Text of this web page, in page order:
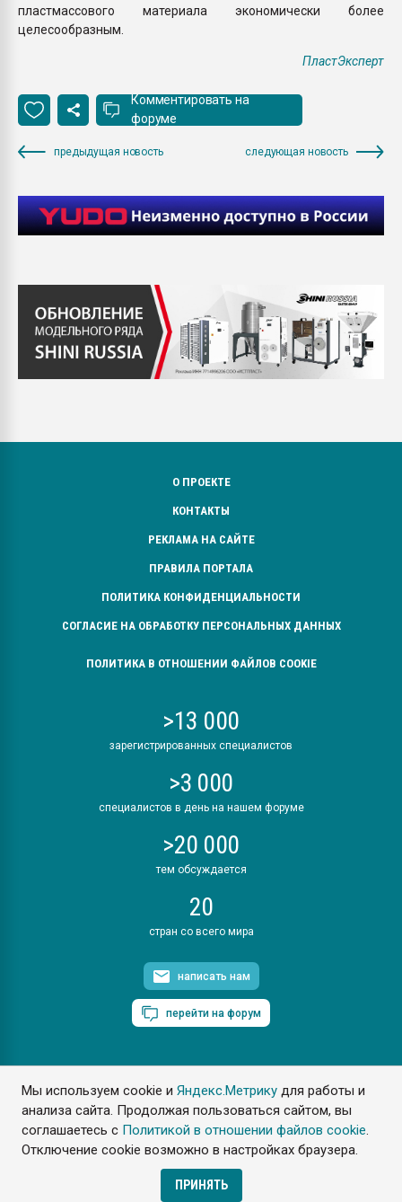
Мы используем cookie иЯндекс.Метрику для работы и
анализа сайта. Продолжая пользоваться сайтом, вы
соглашаетесь с Политикой в отношении файлов cookie.
Отключение cookie возможно в настройках браузера.
ПРИНЯТЬ
пластмассового материала экономически более
целесообразным.
ПластЭксперт
Комментировать на
форуме
предыдущая новость следующая новость
О ПРОЕКТЕ
КОНТАКТЫ
РЕКЛАМА НА САЙТЕ
ПРАВИЛА ПОРТАЛА
ПОЛИТИКА КОНФИДЕНЦИАЛЬНОСТИ
СОГЛАСИЕ НА ОБРАБОТКУ ПЕРСОНАЛЬНЫХ ДАННЫХ
ПОЛИТИКА В ОТНОШЕНИИ ФАЙЛОВ COOKIE
>13 000
зарегистрированных специалистов
>3 000
специалистов в день на нашем форуме
>20 000
тем обсуждается
20
стран со всего мира
написать нам
перейти на форум
ПластЭксперт © 2006. Все права защищены
Разрешается копирование материалов сайта с обязательной
ссылкой на www.e-plastic.ru
Разработка сайта